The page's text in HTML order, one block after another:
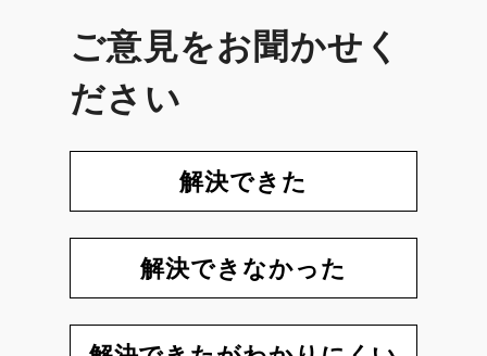
ご意見をお聞かせく
ださい
解決できた
解決できなかった